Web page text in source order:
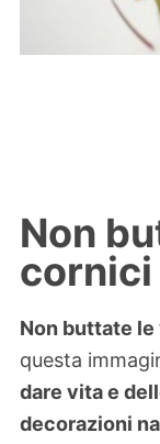
Non
cornici
Non buttate
questa
dare vita e
decorazioni